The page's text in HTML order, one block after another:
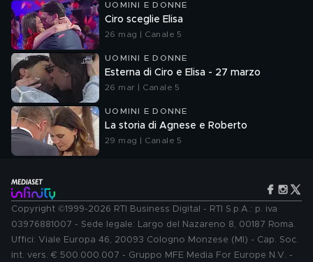
UOMINI E DONNE
Ciro sceglie Elisa
26 mag | Canale 5
UOMINI E DONNE
Esterna di Ciro e Elisa - 27 marzo
26 mar | Canale 5
UOMINI E DONNE
La storia di Agnese e Roberto
29 mag | Canale 5
Copyright ©1999-2026 RTI Business Digital - RTI S.p.A.: p. iva
03976881007 - Sede legale: Largo del Nazareno 8, 00187 Roma.
Uffici: Viale Europa 46, 20093 Cologno Monzese (MI) - Cap. Soc.
int. vers. € 500.000.007 - Gruppo MFE Media For Europe N.V. -